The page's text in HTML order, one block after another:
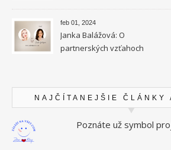
feb 01, 2024
Janka Balážová: O
partnerských vzťahoch
NAJČÍTANEJŠIE ČLÁNKY
Poznáte už symbol